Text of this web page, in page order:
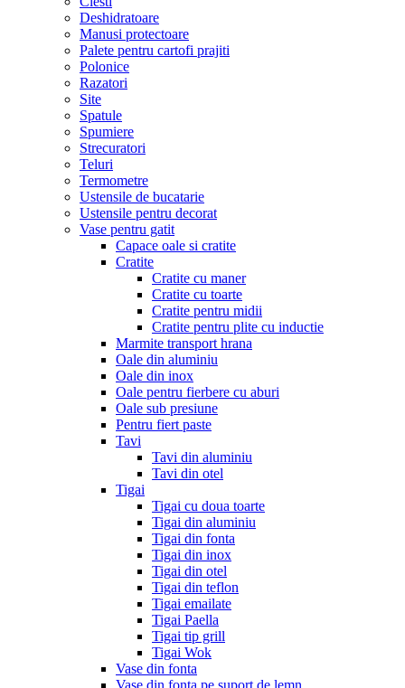
Deshidratoare
Manusi protectoare
Palete pentru cartofi prajiti
Polonice
Razatori
Site
Spatule
Spumiere
Strecuratori
Teluri
Termometre
Ustensile de bucatarie
Ustensile pentru decorat
Vase pentru gatit
Capace oale si cratite
Cratite
Cratite cu maner
Cratite cu toarte
Cratite pentru midii
Cratite pentru plite cu inductie
Marmite transport hrana
Oale din aluminiu
Oale din inox
Oale pentru fierbere cu aburi
Oale sub presiune
Pentru fiert paste
Tavi
Tavi din aluminiu
Tavi din otel
Tigai
Tigai cu doua toarte
Tigai din aluminiu
Tigai din fonta
Tigai din inox
Tigai din otel
Tigai din teflon
Tigai emailate
Tigai Paella
Tigai tip grill
Tigai Wok
Vase din fonta